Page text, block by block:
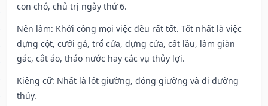
con chó, chủ trị ngày thứ 6.
Nên làm: Khởi công mọi việc đều rất tốt. Tốt nhất là việc
dựng cột, cưới gả, trổ cửa, dựng cửa, cất lầu, làm giàn
gác, cắt áo, tháo nước hay các vụ thủy lợi.
Kiêng cữ: Nhất là lót giường, đóng giường và đi đường
thủy.